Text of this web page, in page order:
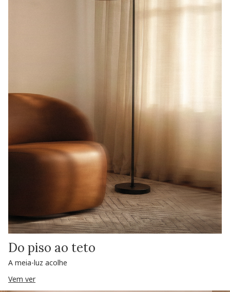
Do piso ao teto
A meia-luz acolhe
Vem ver